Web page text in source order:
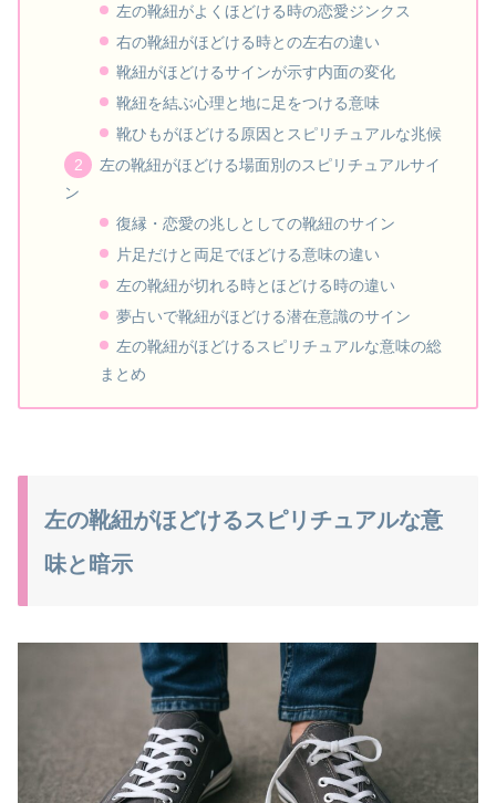
左の靴紐がよくほどける時の恋愛ジンクス
右の靴紐がほどける時との左右の違い
靴紐がほどけるサインが示す内面の変化
靴紐を結ぶ心理と地に足をつける意味
靴ひもがほどける原因とスピリチュアルな兆候
左の靴紐がほどける場面別のスピリチュアルサイ
ン
復縁・恋愛の兆しとしての靴紐のサイン
片足だけと両足でほどける意味の違い
左の靴紐が切れる時とほどける時の違い
夢占いで靴紐がほどける潜在意識のサイン
左の靴紐がほどけるスピリチュアルな意味の総
まとめ
左の靴紐がほどけるスピリチュアルな意
味と暗示